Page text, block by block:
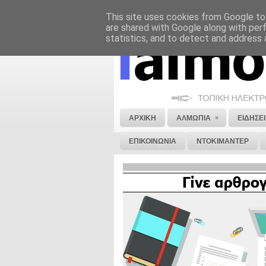
ΝΟΜΙΚΗ ΣΗΜΕΙΩΣΗ ΔΙΑΦΗΜΙΣΗ
ΑΡΧΙΚΗ ΑΛΜΩΠΙΑ »
ΕΠΙΚΟΙΝΩΝΙΑ ΝΤΟΚΙΜΑΝΤΕΡ
This site uses cookies from Google
are shared with Google along with
statistics, and to detect and address